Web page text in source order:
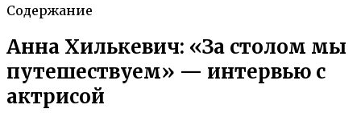
Содержание
Анна Хилькевич: «За столом мы
путешествуем» — интервью с
актрисой